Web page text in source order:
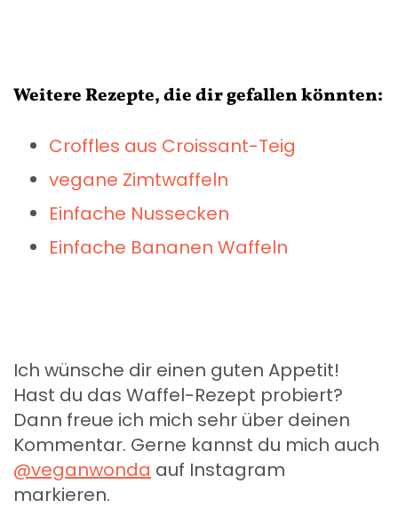
Weitere Rezepte, die dir gefallen könnten:
Croffles aus Croissant-Teig
vegane Zimtwaffeln
Einfache Nussecken
Einfache Bananen Waffeln
Ich wünsche dir einen guten Appetit!
Hast du das Waffel-Rezept probiert?
Dann freue ich mich sehr über deinen
Kommentar. Gerne kannst du mich auch
@veganwonda auf Instagram
markieren.